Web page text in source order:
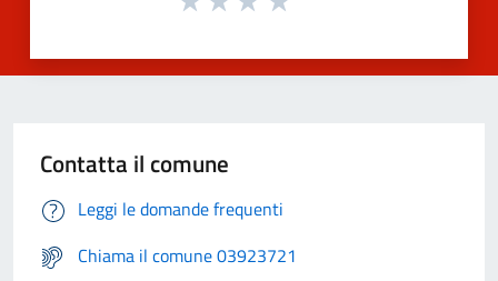
Contatta il comune
Leggi le domande frequenti
Chiama il comune 03923721